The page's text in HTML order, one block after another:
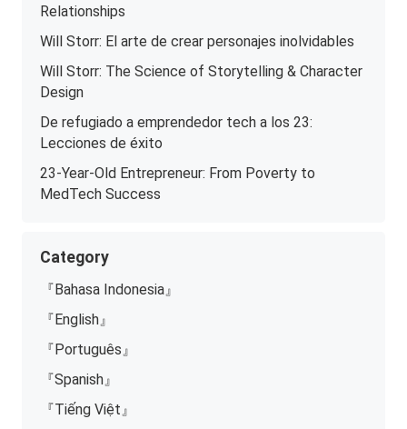
Relationships
Will Storr: El arte de crear personajes inolvidables
Will Storr: The Science of Storytelling & Character
Design
De refugiado a emprendedor tech a los 23:
Lecciones de éxito
23-Year-Old Entrepreneur: From Poverty to
MedTech Success
Category
『Bahasa Indonesia』
『English』
『Português』
『Spanish』
『Tiếng Việt』